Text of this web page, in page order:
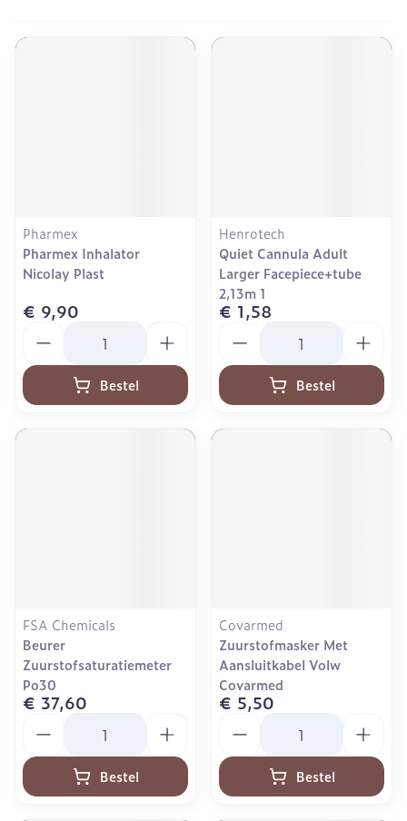
Pharmex
Pharmex Inhalator
Nicolay Plast
€ 9,90
Bestel
Henrotech
Quiet Cannula Adult
Larger Facepiece+tube
2,13m 1
€ 1,58
Bestel
FSA Chemicals
Beurer
Zuurstofsaturatiemeter
Po30
€ 37,60
Bestel
Covarmed
Zuurstofmasker Met
Aansluitkabel Volw
Covarmed
€ 5,50
Bestel